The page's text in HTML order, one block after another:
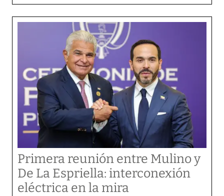
Primera reunión entre Mulino y
De La Espriella: interconexión
eléctrica en la mira